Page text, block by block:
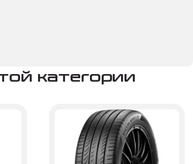
категории